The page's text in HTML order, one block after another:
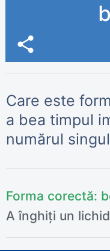
share
Care este
a bea timpul
numărul
Forma corectă:
A înghiți un